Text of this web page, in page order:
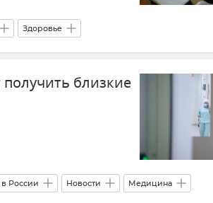
Здоровье
в России Минздрав Крыма
близкие
России Новости Медицина